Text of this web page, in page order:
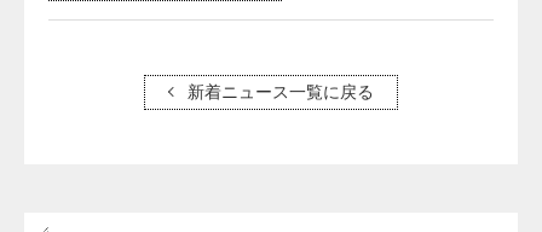
新着ニュース一覧に戻る